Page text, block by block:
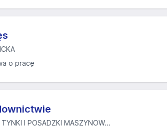
o pracę
I POSADZKI MASZYNOW...